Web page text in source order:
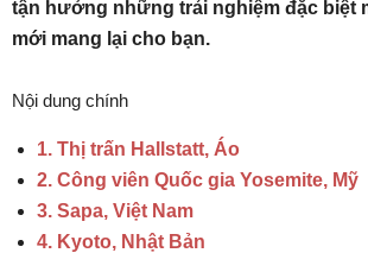
tận hưởng những trải nghiệm đặc biệt
mới mang lại cho bạn.
Nội dung chính
1. Thị trấn Hallstatt, Áo
2. Công viên Quốc gia Yosemite, Mỹ
3. Sapa, Việt Nam
4. Kyoto, Nhật Bản